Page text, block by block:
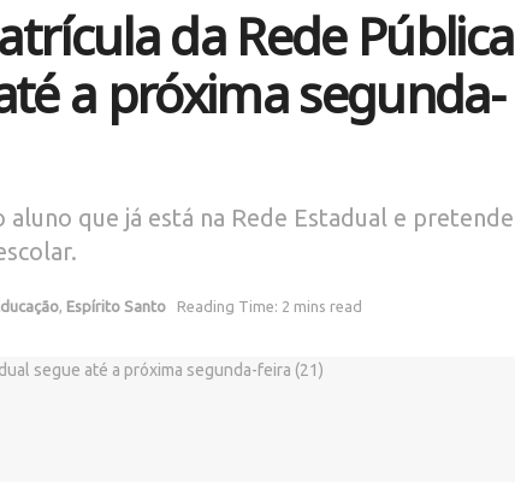
da Rede Pública
a próxima segunda-
que já está na Rede Estadual e pretende
, Espírito Santo Reading Time: 2 mins read